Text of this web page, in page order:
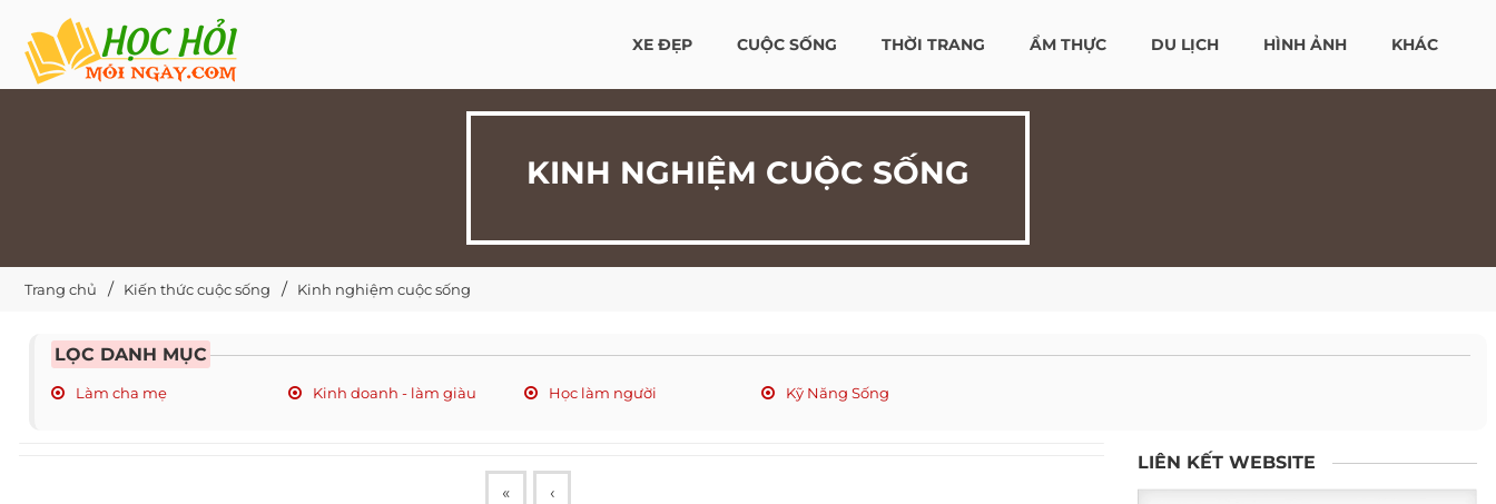
XE ĐẸP CUỘC SỐNG THỜI TRANG ẨM THỰC DU LỊCH HÌNH ẢNH KHÁC
KINH NGHIỆM CUỘC SỐNG
Trang chủ Kiến thức cuộc sống Kinh nghiệm cuộc sống
LỌC DANH MỤC
Làm cha mẹ Kinh doanh - làm giàu Học làm người Kỹ Năng Sống
« ‹
LIÊN KẾT WEBSITE